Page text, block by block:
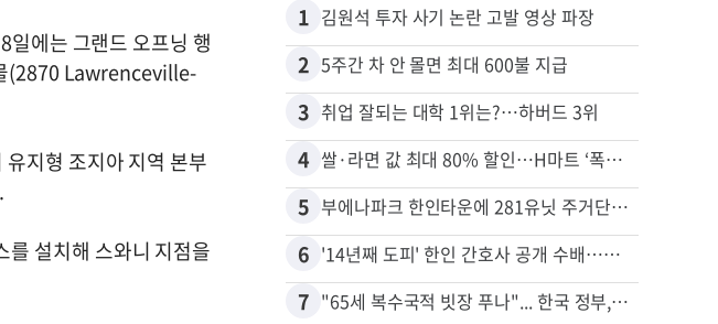
일에는 그랜드 오프닝 행
(2870 Lawrenceville-
지형 조지아 지역 본부
설치해 스와니 지점을
1 김원석 투자 사기 논란 고발 영상 파장
2 5주간 차 안 몰면 최대 600불 지급
3 취업 잘되는 대학 1위는?…하버드 3위
4 쌀·라면 값 최대 80% 할인…H마트 ‘폭탄 세일’
5 부에나파크 한인타운에 281유닛 주거단지 들어선다
6 '14년째 도피' 한인 간호사 공개 수배…메디케어 사기 유죄
7 "65세 복수국적 빗장 푸나"... 한국 정부, 연령 완화 전면 추진